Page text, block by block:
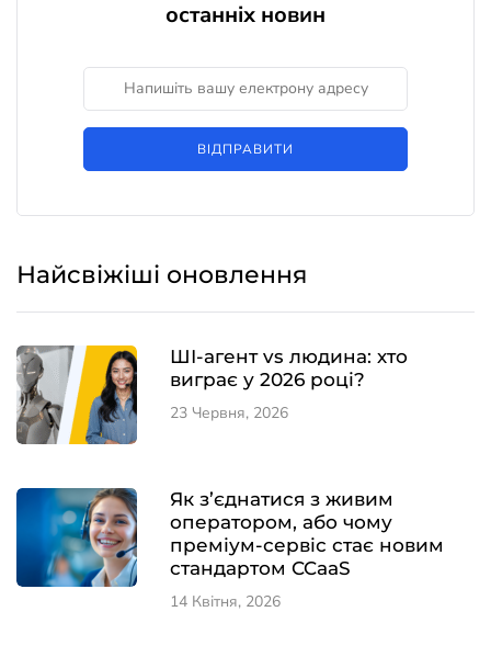
останніх новин
ВІДПРАВИТИ
Найсвіжіші оновлення
ШІ-агент vs людина: хто
виграє у 2026 році?
23 Червня, 2026
Як з’єднатися з живим
оператором, або чому
преміум-сервіс стає новим
стандартом CCaaS
14 Квітня, 2026